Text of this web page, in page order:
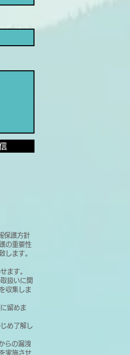
保護方針
の重要性
します。
ます。
扱いに関
収集しま
留めま
め了解し
らの漏洩
実施させ